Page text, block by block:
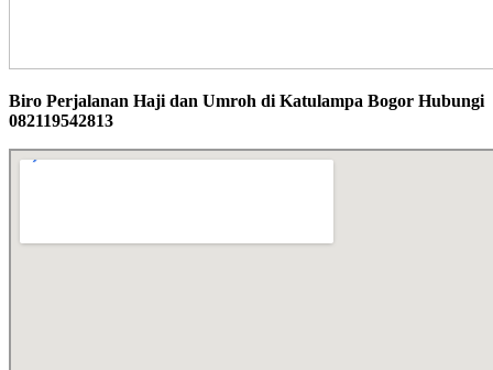
Biro Perjalanan Haji dan Umroh di Katulampa Bogor Hubungi
082119542813